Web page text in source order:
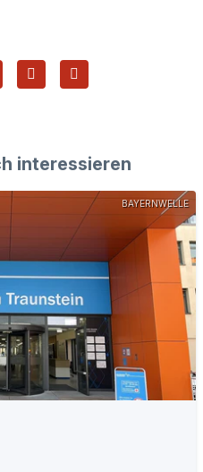
interessieren
BAYERNWELLE